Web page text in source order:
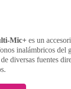
Mic+ es un
inalámbricos
diversas fuentes